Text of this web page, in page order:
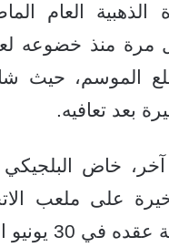
الذهبية العام
مرة منذ خضوعه
الموسم، حيث
بعد تعافيه.
خاض
على ملعب
في 30 يونيو المقبل.